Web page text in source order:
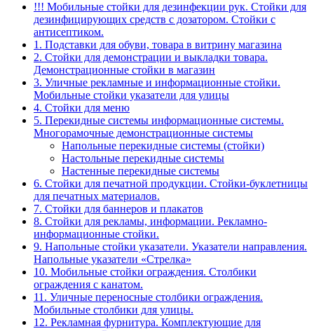
!!! Мобильные стойки для дезинфекции рук. Стойки для
дезинфицирующих средств с дозатором. Стойки с
антисептиком.
1. Подставки для обуви, товара в витрину магазина
2. Стойки для демонстрации и выкладки товара.
Демонстрационные стойки в магазин
3. Уличные рекламные и информационные стойки.
Мобильные стойки указатели для улицы
4. Стойки для меню
5. Перекидные системы информационные системы.
Многорамочные демонстрационные системы
Напольные перекидные системы (стойки)
Настольные перекидные системы
Настенные перекидные системы
6. Стойки для печатной продукции. Стойки-буклетницы
для печатных материалов.
7. Стойки для баннеров и плакатов
8. Стойки для рекламы, информации. Рекламно-
информационные стойки.
9. Напольные стойки указатели. Указатели направления.
Напольные указатели «Стрелка»
10. Мобильные стойки ограждения. Столбики
ограждения с канатом.
11. Уличные переносные столбики ограждения.
Мобильные столбики для улицы.
12. Рекламная фурнитура. Комплектующие для